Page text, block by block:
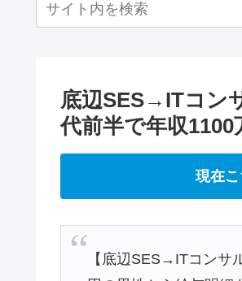
底辺SES→ITコン
代前半で年収1100
現在
【底辺SES→ITコンサ